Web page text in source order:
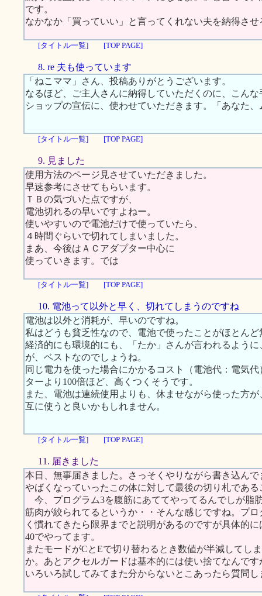
です。
なかなか「買っていい」と言ってくれない夫を納得さ
[タイトル一覧] [TOP PAGE]
8. re 夫も使っています
「ねこママ」さん、投稿ありがとうございます。
なるほど、ご主人さんに納得していただくのに、こん
ショップの宣伝に、使わせていただきます。「あなた
[タイトル一覧] [TOP PAGE]
9. 見ました
使用方法のページ見させていただきました。
早速参考にさせてもらいます。
ＴＢの気づいた点ですが、
電池切れるの早いですよねー。
使いやすいので電池だけで使っていたら、
４時間ぐらいで切れてしまいました。
まあ、今後はＡＣアダプター中心に
使っていきます。では
[タイトル一覧] [TOP PAGE]
10. 電池って以外と早く、切れてしまうのですね
電池は以外と消耗が、早いのですね。
私はどうも貧乏性なので、電池で使ったことがほとん
経済的にも環境的にも、「たか」さんが言われるよう
が、ベストなのでしょうね。
同じ電力を使った場合にかかるコスト（電池代：電気
ターより100倍ほど、高くつくそうです。
また、電池は連続使用よりも、休ませながら使った方
互に使うと良いかもしれません。
[タイトル一覧] [TOP PAGE]
11. 届きました
本日、無事届きました。さっそくやりながら書き込ん
やばくなっていったこの体に対して最後の切り札であ
今、プログラム3を腹筋にあててやってるんでしが脂
筋肉が絞られてるというか・・そんな感じですね。プ
く慣れてきたら限界までと説明があるのですが具体的
40でやってます。
またモードがCとEで切り替わるとき数値が半減してし
か。あとアクセルガードは基本的には使い捨てなんで
いろいろ試してみてまた分からないとこあったら質問